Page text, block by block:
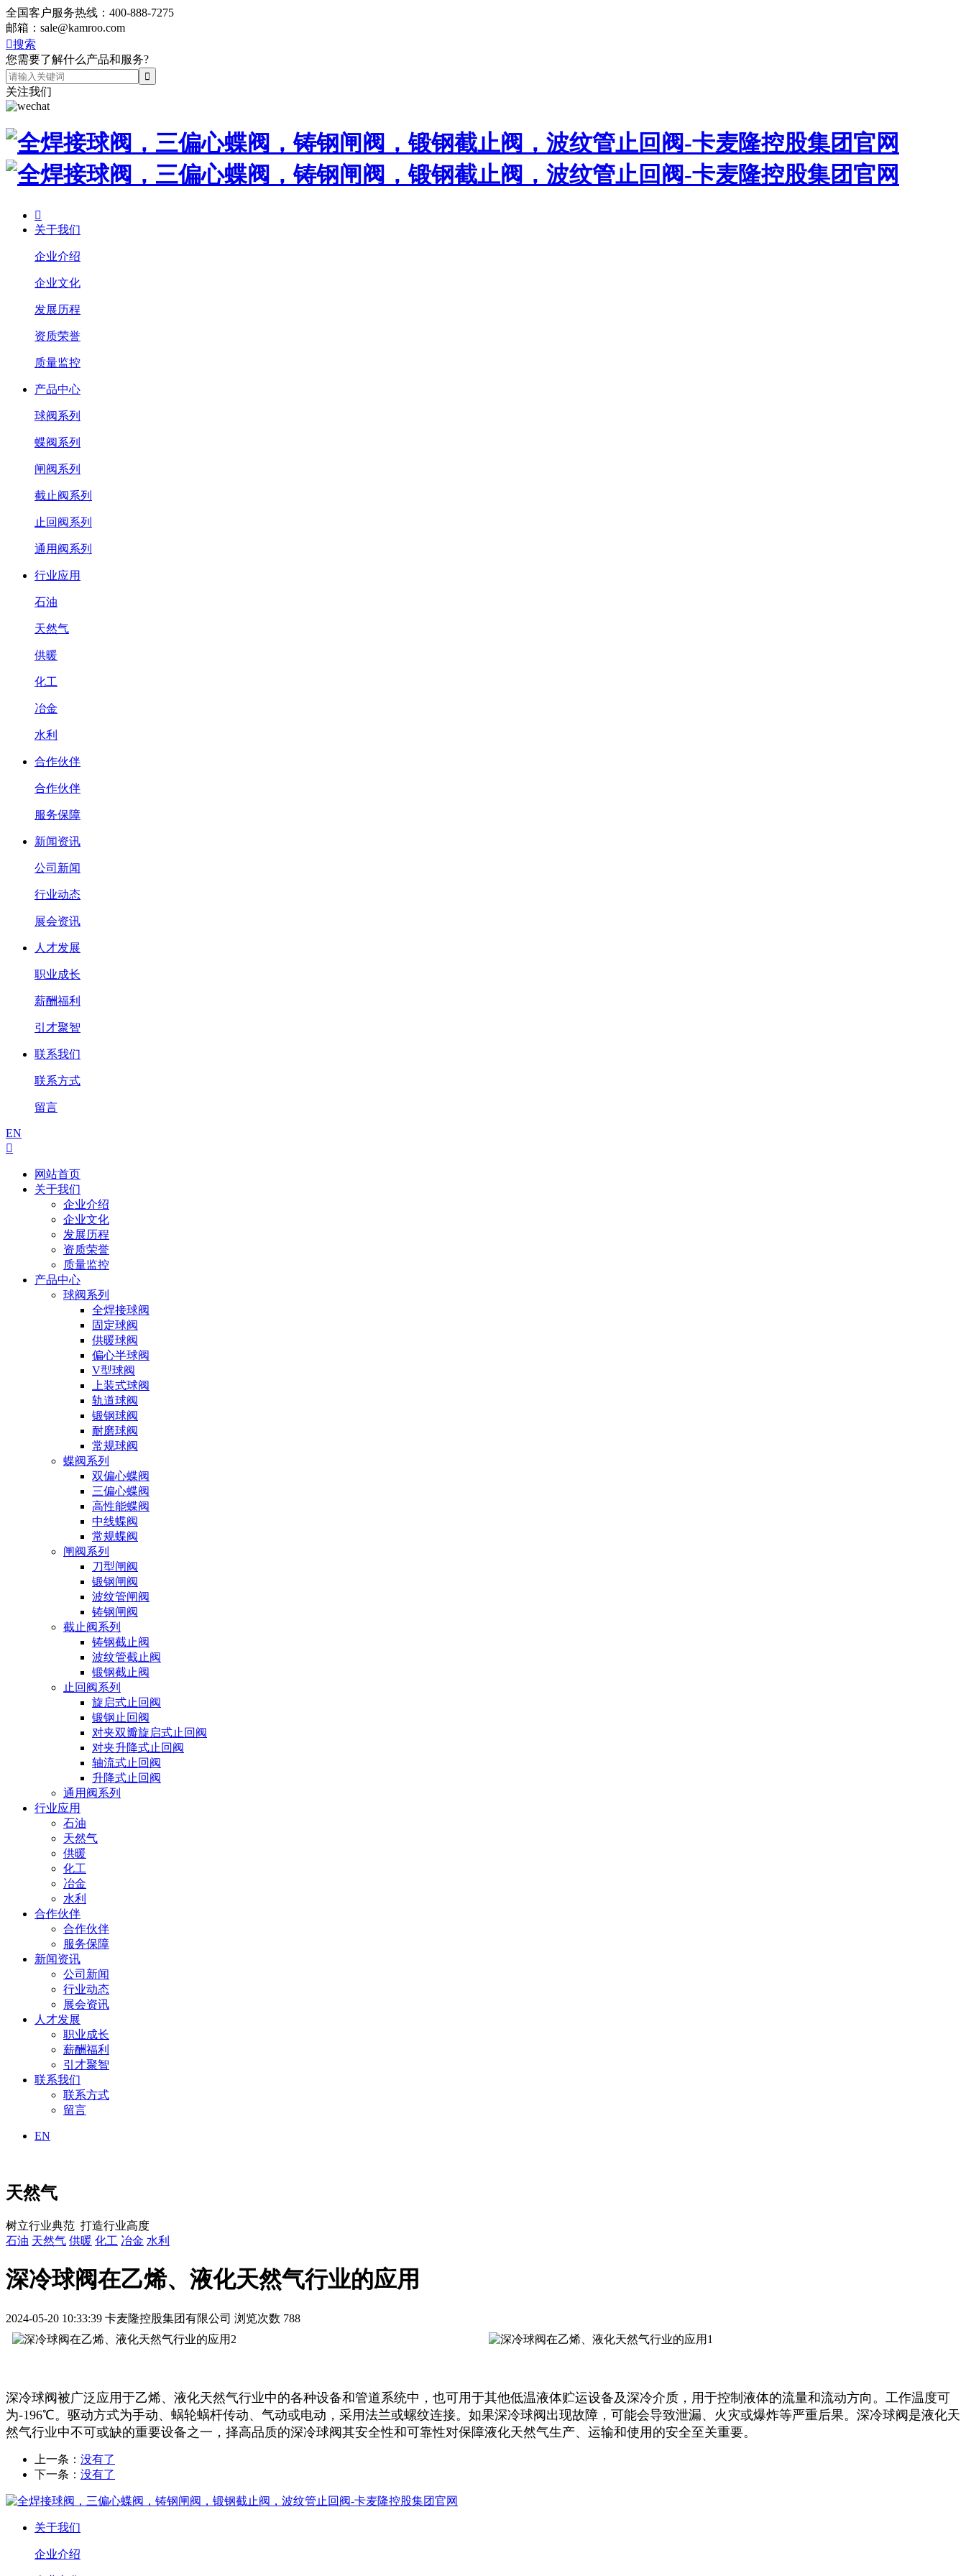
全国客户服务热线： 400-888-7275
邮箱： sale@kamroo.com
搜索
您需要了解什么产品和服务?
关注我们

关于我们
企业介绍
企业文化
发展历程
资质荣誉
质量监控
产品中心
球阀系列
蝶阀系列
闸阀系列
截止阀系列
止回阀系列
通用阀系列
行业应用
石油
天然气
供暖
化工
冶金
水利
合作伙伴
合作伙伴
服务保障
新闻资讯
公司新闻
行业动态
展会资讯
人才发展
职业成长
薪酬福利
引才聚智
联系我们
联系方式
留言
EN

网站首页
关于我们
企业介绍
企业文化
发展历程
资质荣誉
质量监控
产品中心
球阀系列
全焊接球阀
固定球阀
供暖球阀
偏心半球阀
V型球阀
上装式球阀
轨道球阀
锻钢球阀
耐磨球阀
常规球阀
蝶阀系列
双偏心蝶阀
三偏心蝶阀
高性能蝶阀
中线蝶阀
常规蝶阀
闸阀系列
刀型闸阀
锻钢闸阀
波纹管闸阀
铸钢闸阀
截止阀系列
铸钢截止阀
波纹管截止阀
锻钢截止阀
止回阀系列
旋启式止回阀
锻钢止回阀
对夹双瓣旋启式止回阀
对夹升降式止回阀
轴流式止回阀
升降式止回阀
通用阀系列
行业应用
石油
天然气
供暖
化工
冶金
水利
合作伙伴
合作伙伴
服务保障
新闻资讯
公司新闻
行业动态
展会资讯
人才发展
职业成长
薪酬福利
引才聚智
联系我们
联系方式
留言
EN
天然气
树立行业典范 打造行业高度
石油 天然气 供暖 化工 冶金 水利
深冷球阀在乙烯、液化天然气行业的应用
2024-05-20 10:33:39 卡麦隆控股集团有限公司 浏览次数 788
深冷球阀被广泛应用于乙烯、液化天然气行业中的各种设备和管道系统中，也可用于其他低温液体贮运设备及深冷介质，用于控制液体的流量和流动方向。工作温度可
为-196℃。驱动方式为手动、蜗轮蜗杆传动、气动或电动，采用法兰或螺纹连接。如果深冷球阀出现故障，可能会导致泄漏、火灾或爆炸等严重后果。深冷球阀是液化天
然气行业中不可或缺的重要设备之一，择高品质的深冷球阀其安全性和可靠性对保障液化天然气生产、运输和使用的安全至关重要。
上一条： 没有了
下一条： 没有了
关于我们
企业介绍